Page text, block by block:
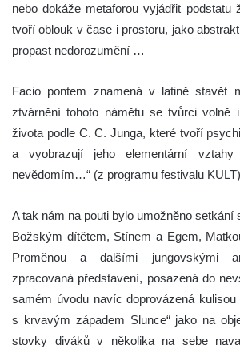
nebo dokáže metaforou vyjádřit podstatu
tvoří oblouk v čase i prostoru, jako
propast nedorozumění …
Facio pontem znamená v latině stavět
ztvárnění tohoto námětu se tvůrci volně
života podle C. C. Junga, které tvoří
a vyobrazují jeho elementární
nevědomím…“ (z programu festivalu
A tak nám na pouti bylo umožněno setkání
Božským dítětem, Stínem a Egem,
Proměnou a dalšími jungovskými
zpracovaná představení, posazená do
samém úvodu navíc doprovázená kulisou
s krvavým západem Slunce“ jako na
stovky diváků v několika na sebe